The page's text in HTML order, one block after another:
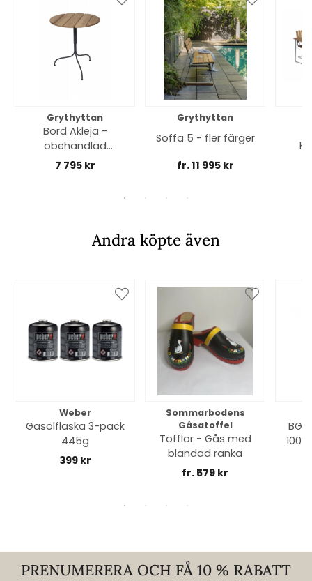
Grythyttan
Bord Akleja -
obehandlad
teak/mörkgrått
7 795 kr
Grythyttan
Soffa 5 - fler färger
fr. 11 995 kr
Andra köpte även
Weber
Gasolflaska 3-pack
445g
399 kr
Sommarbodens
Gåsatoffel
Tofflor - Gås med
blandad ranka
fr. 579 kr
PRENUMERERA OCH FÅ 10 % RABATT